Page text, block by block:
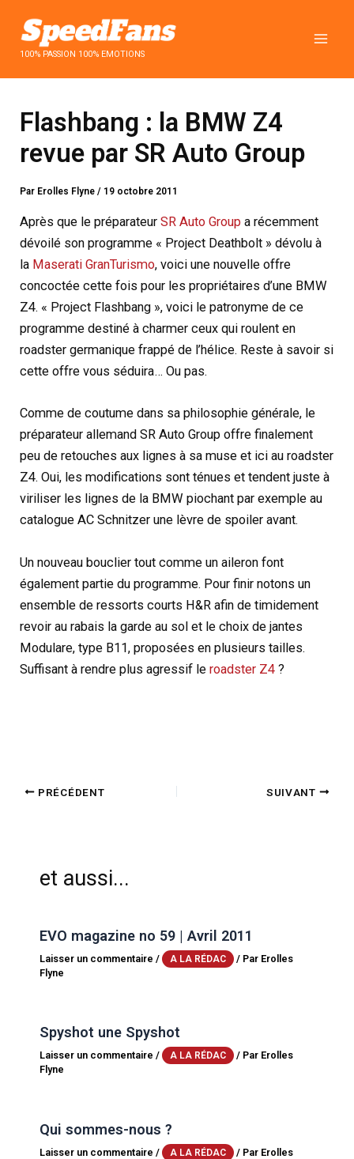
contenu100% PASSION 100% EMOTIONS
Flashbang : la BMW Z4
revue par SR Auto Group
Par Erolles Flyne/ 19 octobre 2011
Après que le préparateurSR Auto Group a récemment
dévoilé son programme « Project Deathbolt » dévolu à
la Maserati GranTurismo, voici une nouvelle offre
concoctée cette fois pour les propriétaires d’une BMW
Z4. « Project Flashbang », voici le patronyme de ce
programme destiné à charmer ceux qui roulent en
roadster germanique frappé de l’hélice. Reste à savoir si
cette offre vous séduira… Ou pas.
Comme de coutume dans sa philosophie générale, le
préparateur allemand SR Auto Group offre finalement
peu de retouches aux lignes à sa muse et ici au roadster
Z4. Oui, les modifications sont ténues et tendent juste à
viriliser les lignes de la BMW piochant par exemple au
catalogue AC Schnitzer une lèvre de spoiler avant.
Un nouveau bouclier tout comme un aileron font
également partie du programme. Pour finir notons un
ensemble de ressorts courts H&R afin de timidement
revoir au rabais la garde au sol et le choix de jantes
Modulare, type B11, proposées en plusieurs tailles.
Suffisant à rendre plus agressif leroadster Z4 ?
PRÉCÉDENT SUIVANT
et aussi...
EVO magazine no 59 | Avril 2011
Laisser un commentaire / A LA RÉDAC / Par Erolles
Flyne
Spyshot une Spyshot
Laisser un commentaire / A LA RÉDAC / Par Erolles
Flyne
Qui sommes-nous ?
Laisser un commentaire / A LA RÉDAC / Par Erolles